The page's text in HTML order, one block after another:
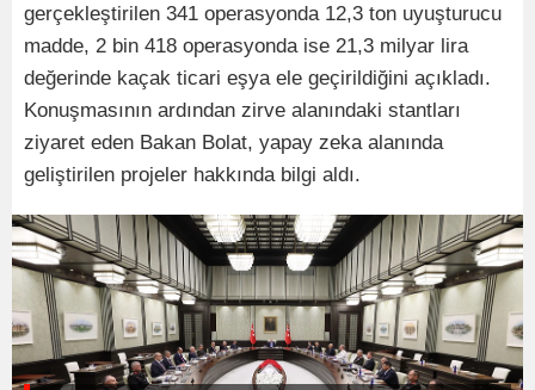
gerçekleştirilen 341 operasyonda 12,3 ton uyuşturucu
madde, 2 bin 418 operasyonda ise 21,3 milyar lira
değerinde kaçak ticari eşya ele geçirildiğini açıkladı.
Konuşmasının ardından zirve alanındaki stantları
ziyaret eden Bakan Bolat, yapay zeka alanında
geliştirilen projeler hakkında bilgi aldı.